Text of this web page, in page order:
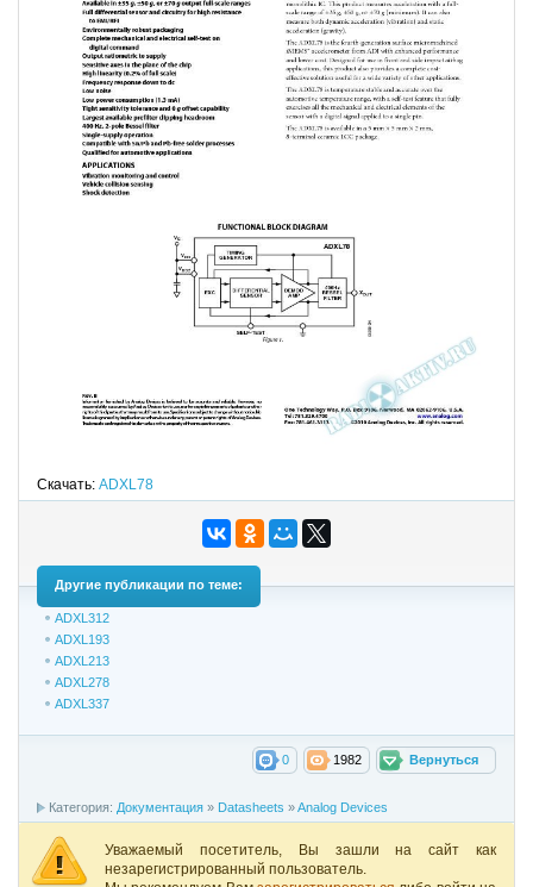
Скачать: ADXL78
Другие публикации по теме:
ADXL312
ADXL193
ADXL213
ADXL278
ADXL337
Вернуться
1982
0
Категория: Документация » Datasheets »Analog Devices
Уважаемый посетитель, Вы зашли на сайт как
незарегистрированный пользователь.